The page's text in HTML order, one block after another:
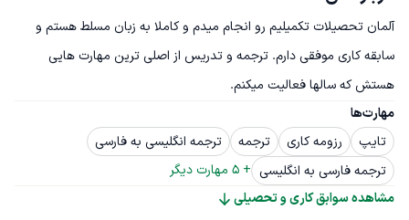
آلمان تحصیلات تکمیلیم رو انجام میدم و کاملا به زبان مسلط هستم و
سابقه کاری موفقی دارم. ترجمه و تدریس از اصلی ترین مهارت هایی
هستش که سالها فعالیت میکنم.
مهارت‌ها
تایپ
رزومه کاری ترجمه
ترجمه انگلیسی به فارسی
ترجمه فارسی به انگلیسی +
5 مهارت دیگر
مشاهده سوابق کاری و تحصیلی